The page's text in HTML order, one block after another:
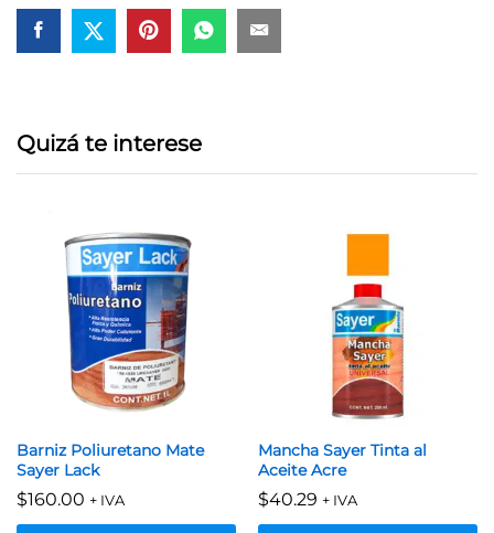
Quizá te interese
Barniz Poliuretano Mate
Sayer Lack
$160.00 + IVA
Mancha Sayer Tinta al
Aceite Acre
$40.29 + IVA